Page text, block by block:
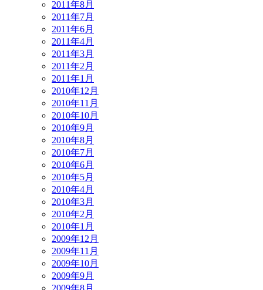
2011年8月
2011年7月
2011年6月
2011年4月
2011年3月
2011年2月
2011年1月
2010年12月
2010年11月
2010年10月
2010年9月
2010年8月
2010年7月
2010年6月
2010年5月
2010年4月
2010年3月
2010年2月
2010年1月
2009年12月
2009年11月
2009年10月
2009年9月